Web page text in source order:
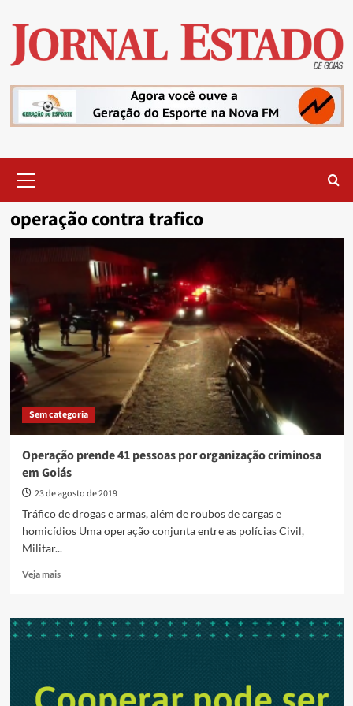
content
Menu
operação contra trafico
Sem categoria
Operação prende 41 pessoas por organização criminosa
em Goiás
23 de agosto de 2019
Tráfico de drogas e armas, além de roubos de cargas e
homicídios Uma operação conjunta entre as polícias Civil,
Militar...
Veja maisRead
Operação
prende
organização